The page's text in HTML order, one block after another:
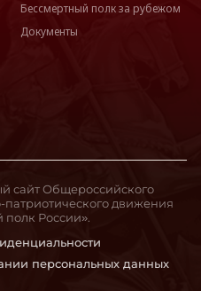
Бессмертный полк за рубежом
Документы
персональных данных
сайт Общероссийского
движения
полк России».